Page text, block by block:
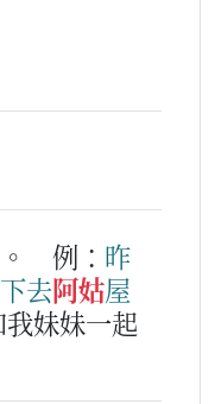
例： 昨
去阿姑屋
我妹妹一起